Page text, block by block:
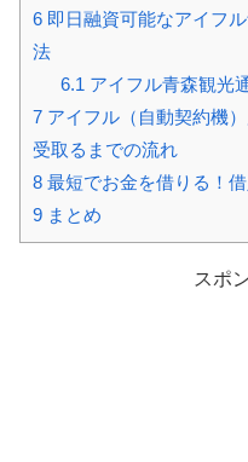
6 即日融資可能なアイフ
法
6.1 アイフル青森観光
7 アイフル（自動契約機
受取るまでの流れ
8 最短でお金を借りる！
9 まとめ
スポ